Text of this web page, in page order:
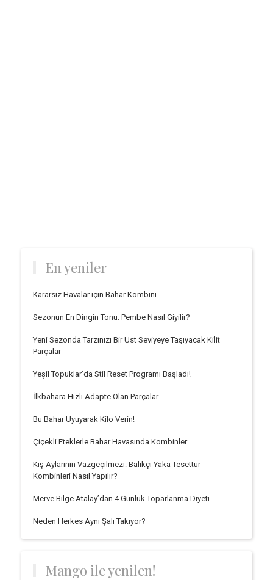
En yeniler
Kararsız Havalar için Bahar Kombini
Sezonun En Dingin Tonu: Pembe Nasıl Giyilir?
Yeni Sezonda Tarzınızı Bir Üst Seviyeye Taşıyacak Kilit
Parçalar
Yeşil Topuklar’da Stil Reset Programı Başladı!
İlkbahara Hızlı Adapte Olan Parçalar
Bu Bahar Uyuyarak Kilo Verin!
Çiçekli Eteklerle Bahar Havasında Kombinler
Kış Aylarının Vazgeçilmezi: Balıkçı Yaka Tesettür
Kombinleri Nasıl Yapılır?
Merve Bilge Atalay’dan 4 Günlük Toparlanma Diyeti
Neden Herkes Aynı Şalı Takıyor?
Mango ile yenilen!